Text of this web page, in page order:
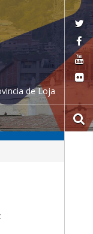
de Loja